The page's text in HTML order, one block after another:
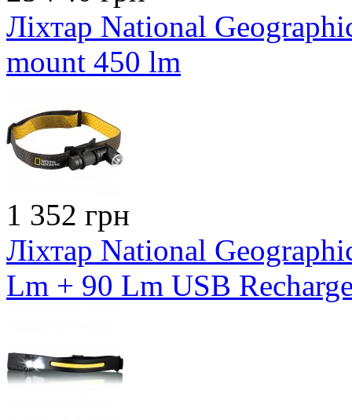
Ліхтар National
mount 450 lm
1 352 грн
Ліхтар National
Lm + 90 Lm USB